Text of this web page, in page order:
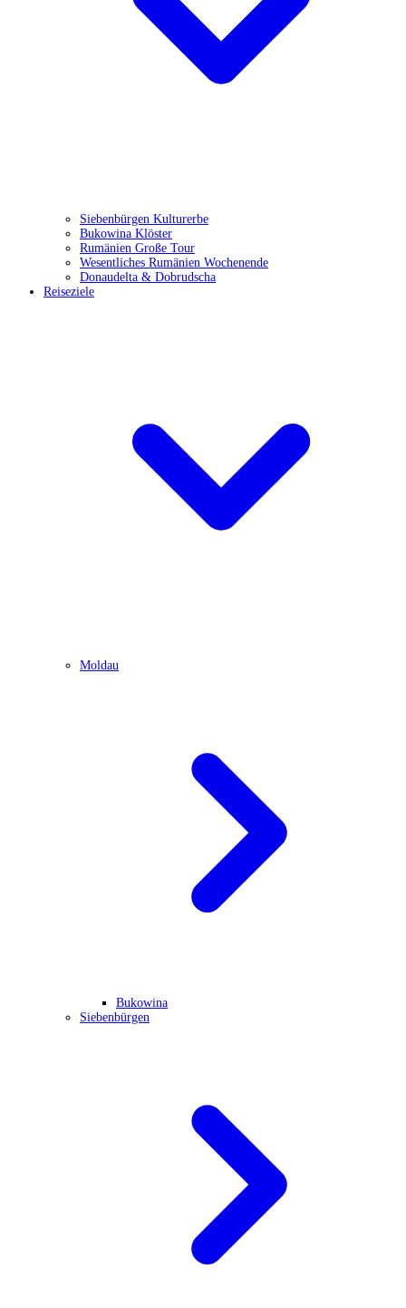
Siebenbürgen Kulturerbe
Bukowina Klöster
Rumänien Große Tour
Wesentliches Rumänien Wochenende
Donaudelta & Dobrudscha
Reiseziele
Moldau
Bukowina
Siebenbürgen